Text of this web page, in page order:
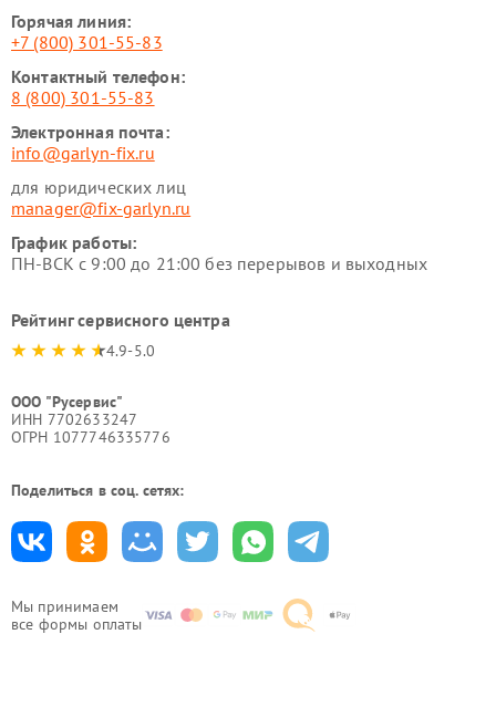
Мы принимаем
все формы оплаты
Горячая линия:
+7 (800) 301-55-83
Контактный телефон:
8 (800) 301-55-83
Электронная почта:
info@garlyn-fix.ru
для юридических лиц
manager@fix-garlyn.ru
График работы:
ПН-ВСК с 9:00 до 21:00 без перерывов и выходных
Рейтинг сервисного центра
4.9-5.0
ООО "Русервис"
ИНН 7702633247
ОГРН 1077746335776
Поделиться в соц. сетях: